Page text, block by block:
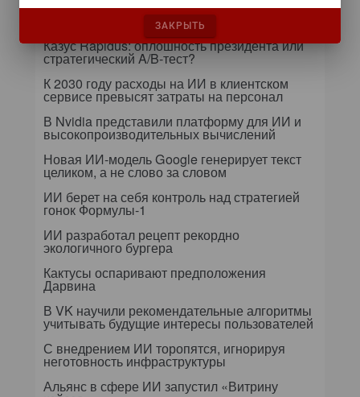
Т-Банк оптимизирует процессы дообучения
языковых моделей
Казус Rapidus: оплошность президента или
стратегический A/B-тест?
К 2030 году расходы на ИИ в клиентском
сервисе превысят затраты на персонал
В Nvidia представили платформу для ИИ и
высокопроизводительных вычислений
Новая ИИ-модель Google генерирует текст
целиком, а не слово за словом
ИИ берет на себя контроль над стратегией
гонок Формулы-1
ИИ разработал рецепт рекордно
экологичного бургера
Кактусы оспаривают предположения
Дарвина
В VK научили рекомендательные алгоритмы
учитывать будущие интересы пользователей
С внедрением ИИ торопятся, игнорируя
неготовность инфраструктуры
Альянс в сфере ИИ запустил «Витрину
ЗАКРЫТЬ